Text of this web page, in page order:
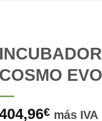
COSMO EVO
€ más IVA